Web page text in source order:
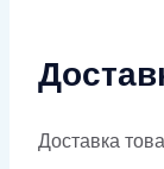
Доставка